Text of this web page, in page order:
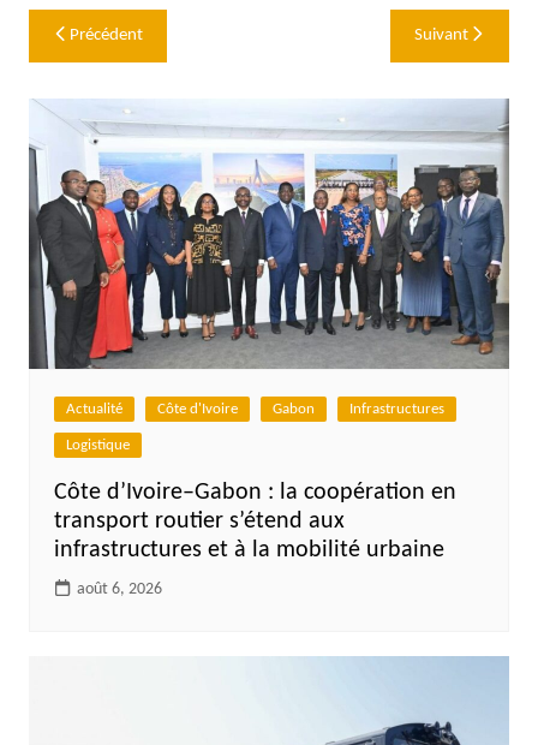
Navigation
de
l’article
Précédent Suivant
Actualité Côte d'Ivoire Gabon Infrastructures
Logistique
Côte d’Ivoire–Gabon : la coopération en
transport routier s’étend aux
infrastructures et à la mobilité urbaine
août 6, 2026